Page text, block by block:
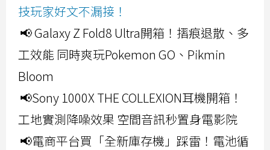
技玩家好文不漏接！
📢 Galaxy Z Fold8 Ultra開箱！摺痕退散、多
工效能 同時爽玩Pokemon GO、Pikmin
Bloom
📢Sony 1000X THE COLLEXION耳機開箱！
工地實測降噪效果 空間音訊秒置身電影院
📢電商平台買「全新庫存機」踩雷！電池循